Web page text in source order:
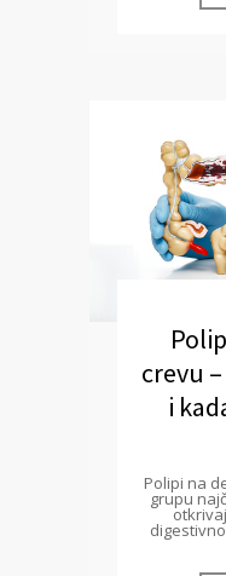
crevu
i
Polipi na
grupu